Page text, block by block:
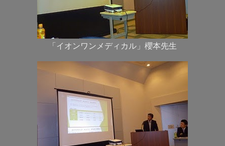
「イオンワンメディカル」櫻本先生